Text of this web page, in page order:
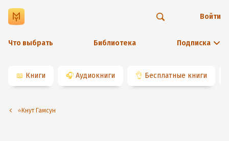
Что выбрать Библиотека Подписка
Войти
📖 Книги 🎧 Аудиокниги 👌 Бесплатные книги
⭐️Кнут Гамсун